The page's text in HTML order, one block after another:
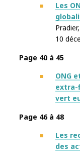
Les
Pradier,
10
Page 40 à 45
ONG
extra-
vert
Page 46 à 48
Les
des